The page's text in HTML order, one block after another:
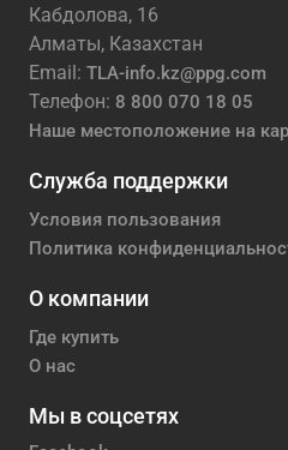
Кабдолова, 16
Алматы, Казахстан
Email: TLA-info.kz@ppg.com
Телефон: 8 800 070 18 05
Наше местоположение на
Служба поддержки
Условия пользования
Политика
О компании
Где купить
О нас
Мы в соцсетях